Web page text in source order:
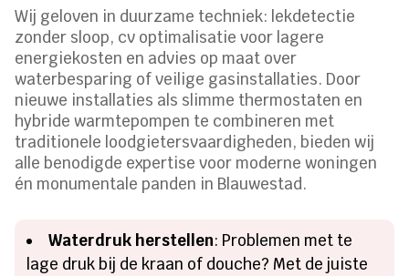
Wij geloven in duurzame techniek: lekdetectie
zonder sloop, cv optimalisatie voor lagere
energiekosten en advies op maat over
waterbesparing of veilige gasinstallaties. Door
nieuwe installaties als slimme thermostaten en
hybride warmtepompen te combineren met
traditionele loodgietersvaardigheden, bieden wij
alle benodigde expertise voor moderne woningen
én monumentale panden in Blauwestad.
Waterdruk herstellen: Problemen met te
lage druk bij de kraan of douche? Met de juiste